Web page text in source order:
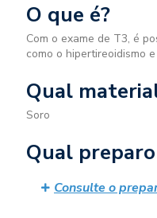
O que é?
Com o exame de T3, é
como o hipertireoidismo
Qual
Soro
Qual
Consulte o